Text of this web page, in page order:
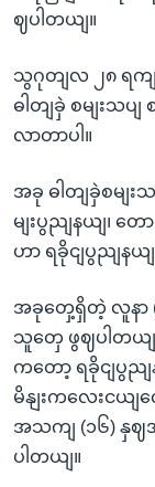
ဈပါတယျ။
သွဂုတျလ ၂၈ ရက
ဓါတျခှဲ စမျးသပ
လာတာပါ။
အခု ဓါတျခှဲစမျ
မျးပွညျနယျ၊ တ
ဟာ ရခိုငျပွညျန
အခုတှေ့ရှိတဲ့ လူနာ (
သူတှေ ဖွဈပါတယ
ကတော့ ရခိုငျပွည
မိနျးကလေးငယျ
အသကျ (၁၆) နှဈအ
ပါတယျ။